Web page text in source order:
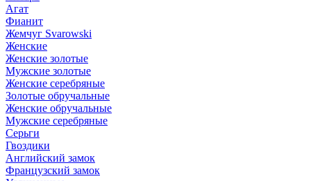
Агат
Фианит
Жемчуг Svarowski
Женские
Женские золотые
Мужские золотые
Женские серебряные
Золотые обручальные
Женские обручальные
Мужские серебряные
Серьги
Гвоздики
Английский замок
Французский замок